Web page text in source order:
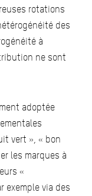
rotations
des
à
ne sont
adoptée
vert », « bon
les marques à
«
exemple via des